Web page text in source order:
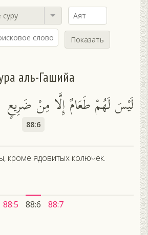
Показать
аль-Гашийа
لَيْسَ لَهُمْ طَعَامٌ إِلَّا مِنْ ضَرِيعٍ
88:6
кроме ядовитых колючек.
88:5 88:6 88:7